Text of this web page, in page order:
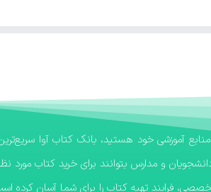
و مدارس بتوانند برای خرید کتاب مورد
فرایند تهیه کتاب را برای شما آسان کرده